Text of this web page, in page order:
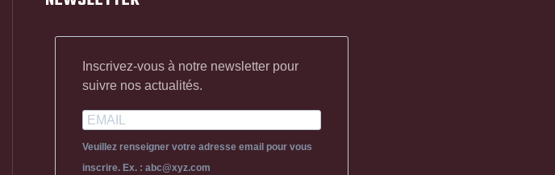
Inscrivez-vous à notre newsletter pour
suivre nos actualités.
Veuillez renseigner votre adresse email pour vous
inscrire. Ex. : abc@xyz.com